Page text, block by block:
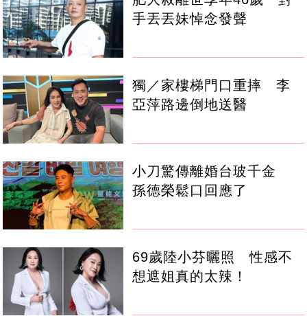
手丟丟妹悼念發聲
獨／家樓梯門口重摔 李
亞萍路邊倒地送醫
小刀驚傳離婚台玻千金
孫德榮鬆口回應了
69歲陸小芬曬照 性感不
想遮姐真的太辣！